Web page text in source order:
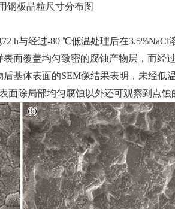
钢板晶粒尺寸分布图
h与经过-80 ℃低温处理后在3.5%NaCl
面覆盖均匀致密的腐蚀产物层，而经
基体表面的SEM像结果表明，未经低
除局部均匀腐蚀以外还可观察到点蚀